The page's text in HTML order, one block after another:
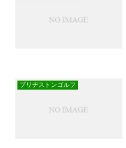
ブリヂストンゴルフ